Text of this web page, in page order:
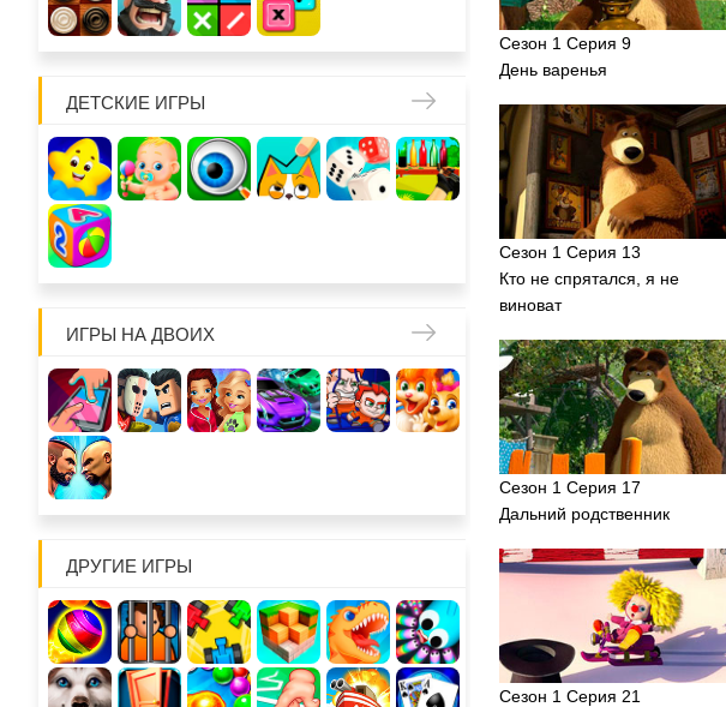
ДЕТСКИЕ ИГРЫ
ИГРЫ НА ДВОИХ
ДРУГИЕ ИГРЫ
Сезон 1 Серия 9
День варенья
Сезон 1 Серия 13
Кто не спрятался, я не
виноват
Сезон 1 Серия 17
Дальний родственник
Сезон 1 Серия 21